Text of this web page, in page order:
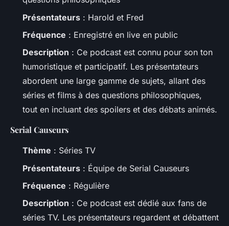
Présentateurs : Harold et Fred
Fréquence : Enregistré en live en public
Description : Ce podcast est connu pour son ton
humoristique et participatif. Les présentateurs
abordent une large gamme de sujets, allant des
séries et films à des questions philosophiques,
tout en incluant des spoilers et des débats animés.
Serial Causeurs
Thème : Séries TV
Présentateurs : Équipe de Serial Causeurs
Fréquence : Régulière
Description : Ce podcast est dédié aux fans de
séries TV. Les présentateurs regardent et débattent